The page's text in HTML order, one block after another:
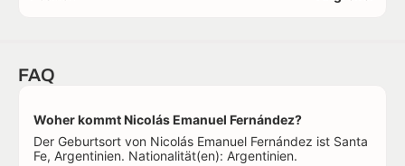
FAQ
Woher kommt Nicolás Emanuel Fernández?
Der Geburtsort von Nicolás Emanuel Fernández ist Santa
Fe, Argentinien. Nationalität(en): Argentinien.